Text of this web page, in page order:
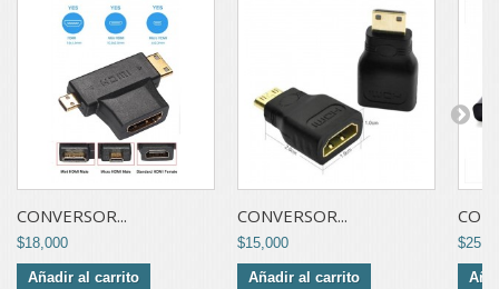
CONVERSOR...
$18,000
Añadir al carrito
CONVERSOR...
$15,000
Añadir al carrito